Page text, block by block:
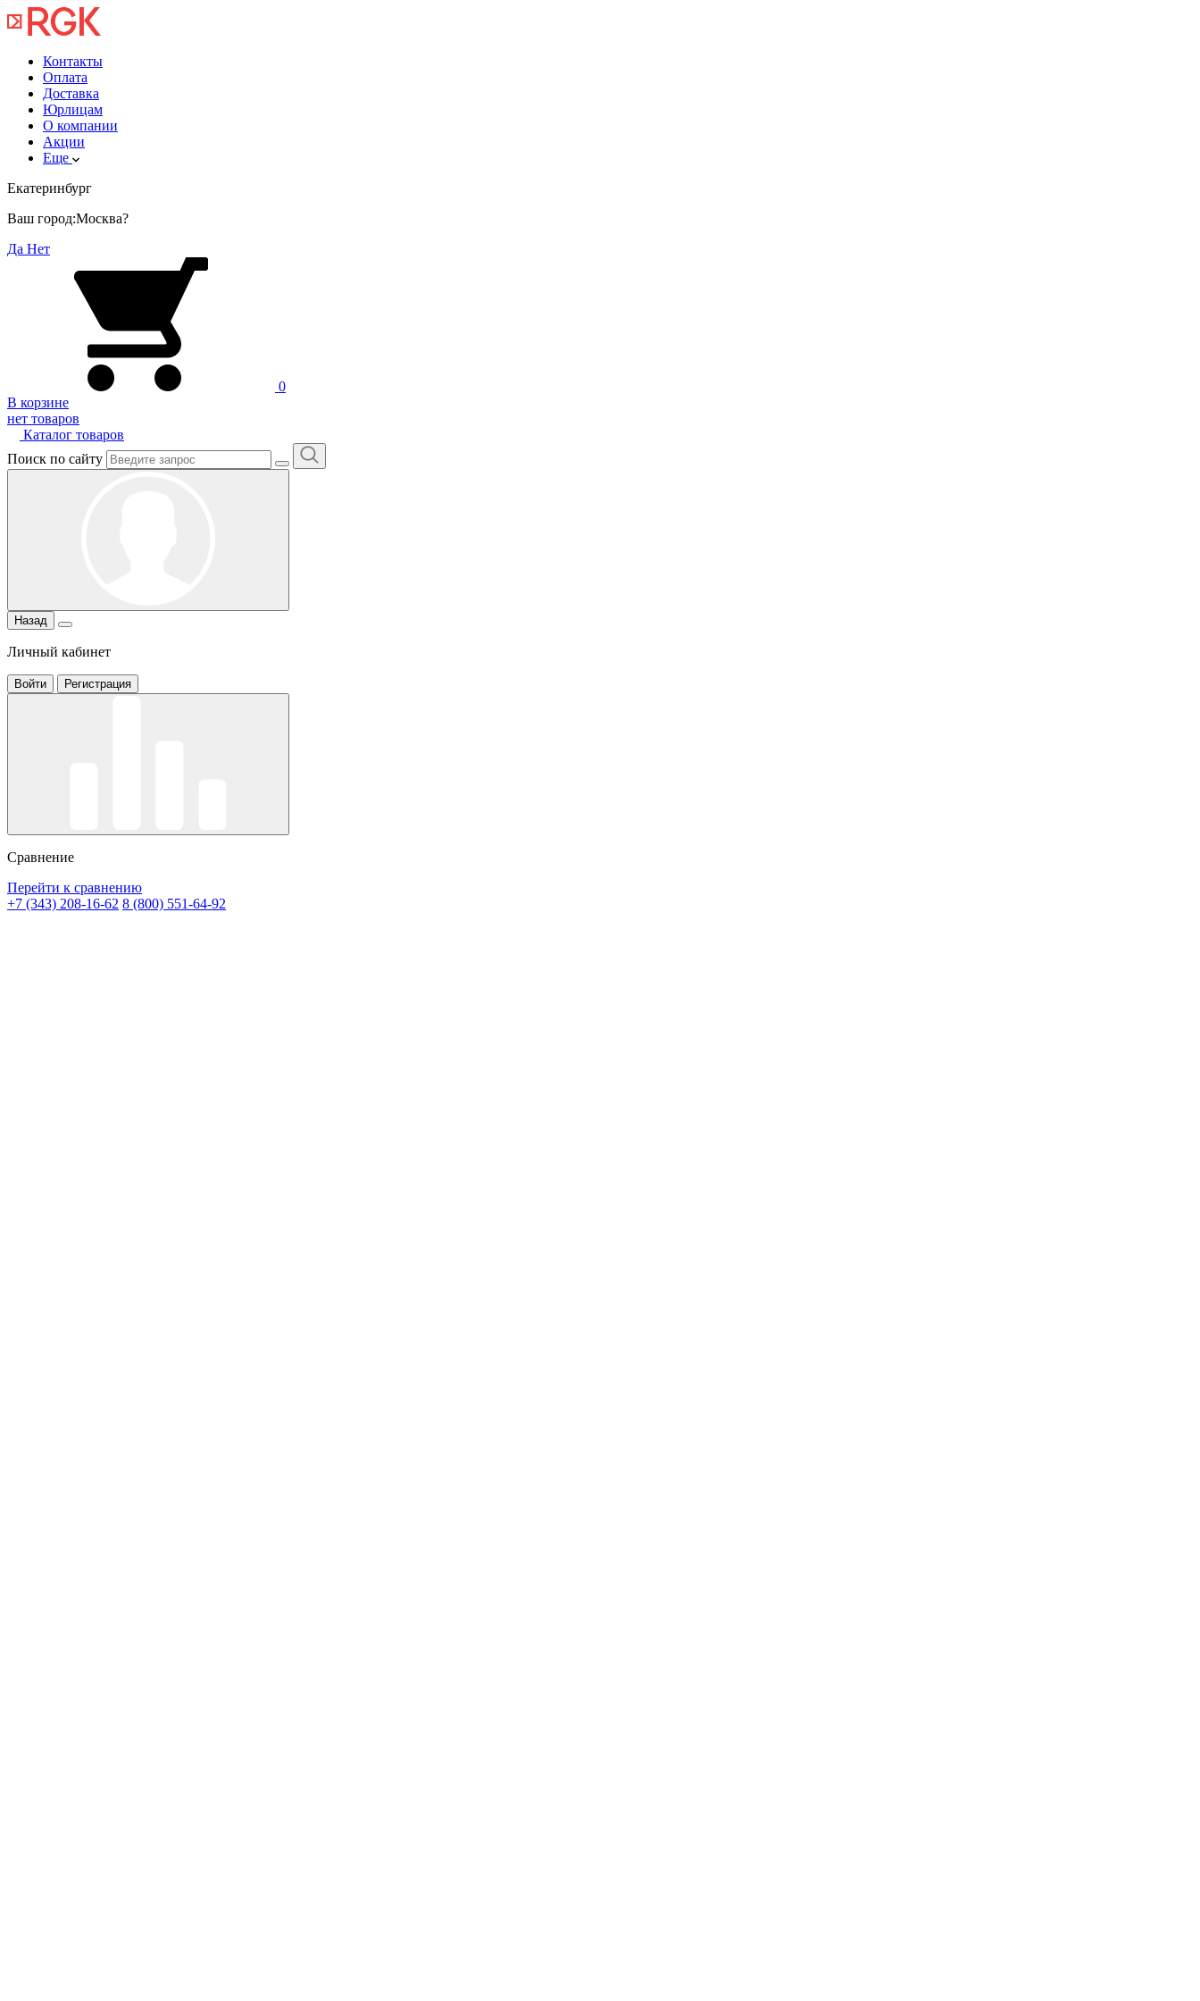
Контакты
Оплата
Доставка
Юрлицам
О компании
Акции
Еще
Екатеринбург
Ваш город:Москва?
Да Нет
0
В корзине
нет товаров
Каталог товаров
Поиск по сайту
Назад
Личный кабинет
Войти Регистрация
Сравнение
Перейти к сравнению
+7 (343) 208-16-62 8 (800) 551-64-92